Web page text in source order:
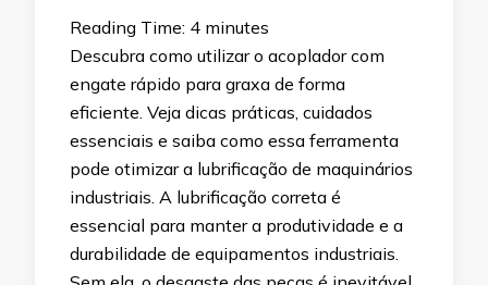
Reading Time: 4 minutes
Descubra como utilizar o acoplador com
engate rápido para graxa de forma
eficiente. Veja dicas práticas, cuidados
essenciais e saiba como essa ferramenta
pode otimizar a lubrificação de maquinários
industriais. A lubrificação correta é
essencial para manter a produtividade e a
durabilidade de equipamentos industriais.